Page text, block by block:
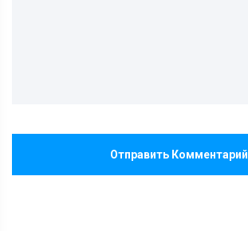
Отправить Комментарий